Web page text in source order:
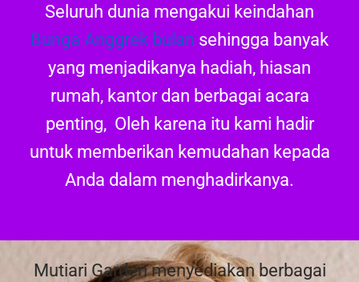
Seluruh dunia mengakui keindahan
Bunga Anggrek bulan sehingga banyak
yang menjadikanya hadiah, hiasan
rumah, kantor dan berbagai acara
penting, Oleh karena itu kami hadir
untuk memberikan kemudahan kepada
Anda dalam menghadirkanya.
Mutiari Garden menyediakan berbagai